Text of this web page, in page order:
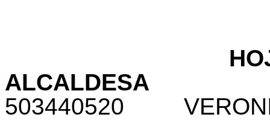
ALCALDESA
503440520